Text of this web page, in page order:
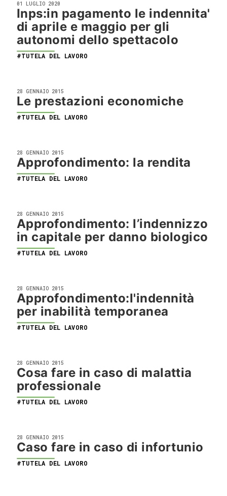
01 LUGLIO 2020
Inps:in pagamento le indennita'
di aprile e maggio per gli
autonomi dello spettacolo
#TUTELA DEL LAVORO
28 GENNAIO 2015
Le prestazioni economiche
#TUTELA DEL LAVORO
28 GENNAIO 2015
Approfondimento: la rendita
#TUTELA DEL LAVORO
28 GENNAIO 2015
Approfondimento: l’indennizzo
in capitale per danno biologico
#TUTELA DEL LAVORO
28 GENNAIO 2015
Approfondimento:l'indennità
per inabilità temporanea
#TUTELA DEL LAVORO
28 GENNAIO 2015
Cosa fare in caso di malattia
professionale
#TUTELA DEL LAVORO
28 GENNAIO 2015
Caso fare in caso di infortunio
#TUTELA DEL LAVORO